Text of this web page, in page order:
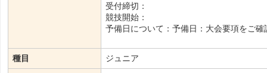
受付締切：
競技開始：
予備日について：予備日：大会要項をご確
種目 ジュニア